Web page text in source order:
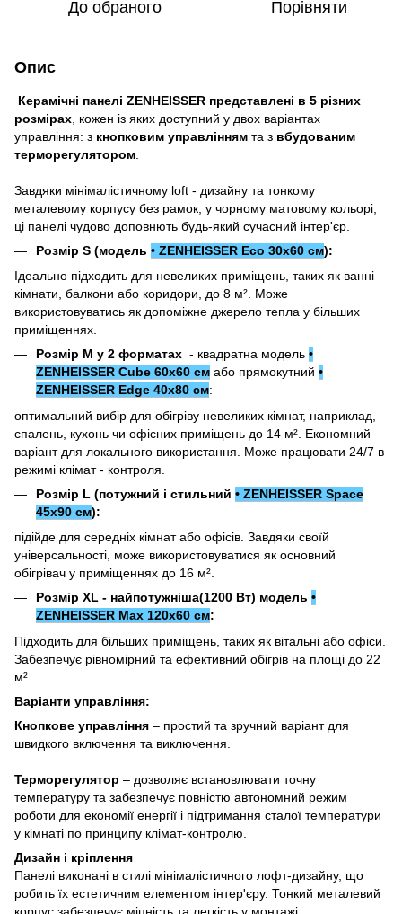
До обраного Порівняти
Опис
Керамічні панелі ZENHEISSER представлені в 5 різних
розмірах , кожен із яких доступний у двох варіантах
управління: з кнопковим управлінням та з вбудованим
терморегулятором
Завдяки мінімалістичному loft - дизайну та тонкому
металевому корпусу без рамок, у чорному матовому кольорі,
ці панелі чудово доповнють будь-який сучасний інтер'єр.
Розмір S (модель • ZENHEISSER Eco 30x60 см):
Ідеально підходить для невеликих приміщень, таких як ванні
кімнати, балкони або коридори, до 8 м². Може
використовуватись як допоміжне джерело тепла у більших
приміщеннях.
Розмір M у 2 форматах - квадратна модель •
ZENHEISSER Cube 60x60 см або прямокутний •
ZENHEISSER Edge 40х80 см:
оптимальний вибір для обігріву невеликих кімнат, наприклад,
спалень, кухонь чи офісних приміщень до 14 м². Економний
варіант для локального використання. Може працювати 24/7 в
режимі клімат - контроля.
Розмір L (потужний і стильний • ZENHEISSER Space
45x90 см):
підійде для середніх кімнат або офісів. Завдяки своїй
універсальності, може використовуватися як основний
обігрівач у приміщеннях до 16 м².
Розмір XL - найпотужніша(1200 Вт) модель •
ZENHEISSER Max 120x60 см:
Підходить для більших приміщень, таких як вітальні або офіси.
Забезпечує рівномірний та ефективний обігрів на площі до 22
м².
Варіанти управління:
Кнопкове управління – простий та зручний варіант для
швидкого включення та виключення.
Терморегулятор – дозволяє встановлювати точну
температуру та забезпечує повністю автономний режим
роботи для економії енергії і підтримання сталої температури
у кімнаті по принципу клімат-контролю.
Дизайн і кріплення
Панелі виконані в стилі мінімалістичного лофт-дизайну, що
робить їх естетичним елементом інтер'єру. Тонкий металевий
корпус забезпечує міцність та легкість у монтажі.